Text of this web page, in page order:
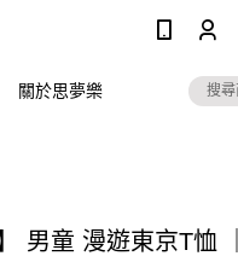
關於思夢樂
男童 漫遊東京T恤 ｜